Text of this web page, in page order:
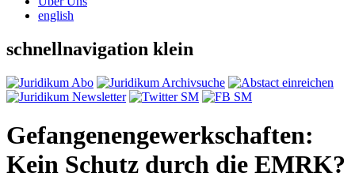
english
schnellnavigation klein
Gefangenengewerkschaften:
Kein Schutz durch die EMRK?